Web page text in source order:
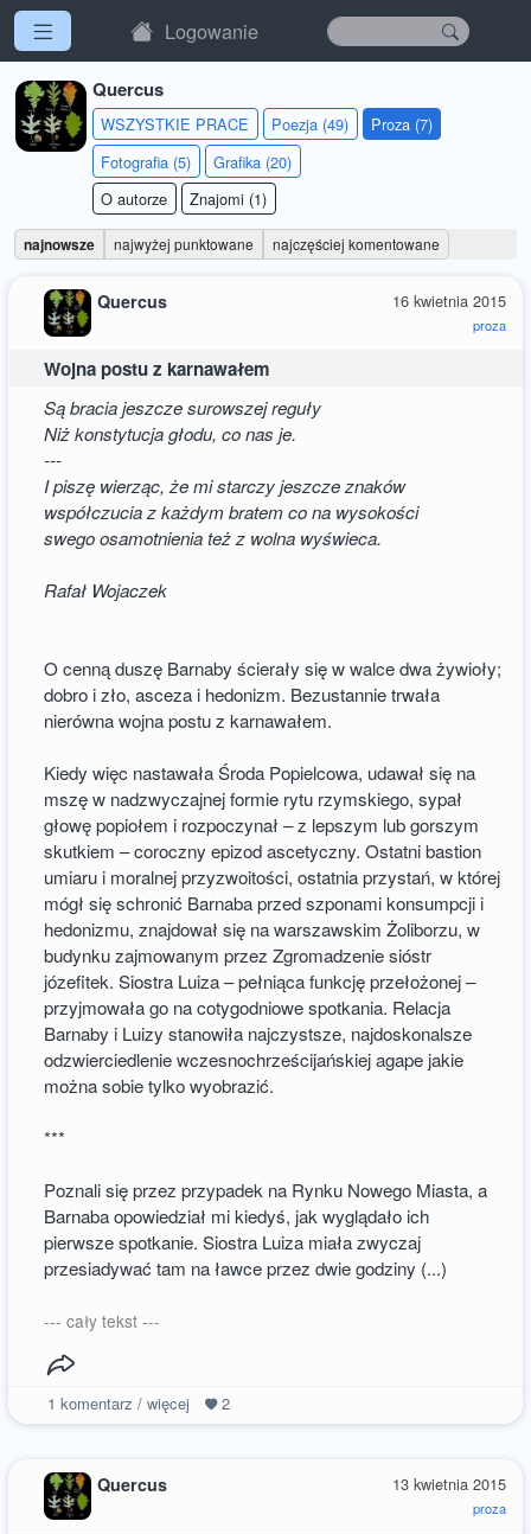
Logowanie
Quercus
WSZYSTKIE PRACE Poezja (49)
Proza (7)
Fotografia (5)
Grafika (20)
O autorze
Znajomi (1)
najnowsze najwyżej punktowane najczęściej komentowane
16 kwietnia 2015
proza
Quercus
Wojna postu z karnawałem
Są bracia jeszcze surowszej reguły
Niż konstytucja głodu, co nas je.
---
I piszę wierząc, że mi starczy jeszcze znaków
współczucia z każdym bratem co na wysokości
swego osamotnienia też z wolna wyświeca.
Rafał Wojaczek
O cenną duszę Barnaby ścierały się w walce dwa żywioły;
dobro i zło, asceza i hedonizm. Bezustannie trwała
nierówna wojna postu z karnawałem.
Kiedy więc nastawała Środa Popielcowa, udawał się na
mszę w nadzwyczajnej formie rytu rzymskiego, sypał
głowę popiołem i rozpoczynał – z lepszym lub gorszym
skutkiem – coroczny epizod ascetyczny. Ostatni bastion
umiaru i moralnej przyzwoitości, ostatnia przystań, w której
mógł się schronić Barnaba przed szponami konsumpcji i
hedonizmu, znajdował się na warszawskim Żoliborzu, w
budynku zajmowanym przez Zgromadzenie sióstr
józefitek. Siostra Luiza – pełniąca funkcję przełożonej –
przyjmowała go na cotygodniowe spotkania. Relacja
Barnaby i Luizy stanowiła najczystsze, najdoskonalsze
odzwierciedlenie wczesnochrześcijańskiej agape jakie
można sobie tylko wyobrazić.
***
Poznali się przez przypadek na Rynku Nowego Miasta, a
Barnaba opowiedział mi kiedyś, jak wyglądało ich
pierwsze spotkanie. Siostra Luiza miała zwyczaj
przesiadywać tam na ławce przez dwie godziny (...)
--- cały tekst ---
1 komentarz / więcej 2
13 kwietnia 2015
proza
Quercus